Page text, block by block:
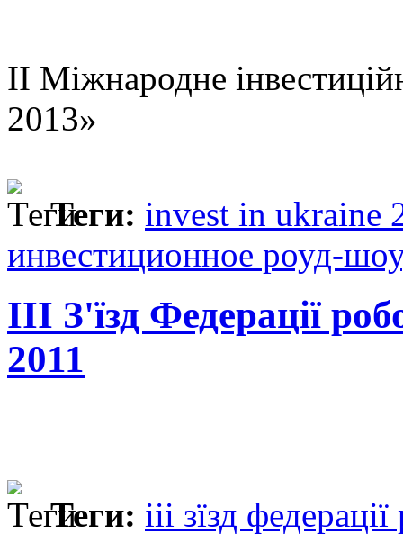
ІІ Міжнародне
2013»
Теги: invest in ukraine
инвестиционное роуд-шоу
ІІІ З'їзд Федерації
2011
Теги: ііі зїзд